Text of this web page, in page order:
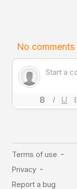
Regulament de
CONCURS